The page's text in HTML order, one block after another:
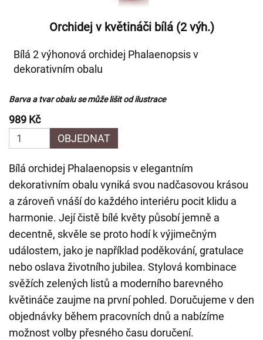
Orchidej v květináči bílá (2 výh.)
Bílá 2 výhonová orchidej Phalaenopsis v
dekorativním obalu
Barva a tvar obalu se může lišit od ilustrace
989 Kč
OBJEDNAT
Bílá orchidej Phalaenopsis v elegantním
dekorativním obalu vyniká svou nadčasovou krásou
a zároveň vnáší do každého interiéru pocit klidu a
harmonie. Její čistě bílé květy působí jemně a
decentně, skvěle se proto hodí k výjimečným
událostem, jako je například poděkování, gratulace
nebo oslava životního jubilea. Stylová kombinace
svěžích zelených listů a moderního barevného
květináče zaujme na první pohled. Doručujeme v den
objednávky během pracovních dnů a nabízíme
možnost volby přesného času doručení.